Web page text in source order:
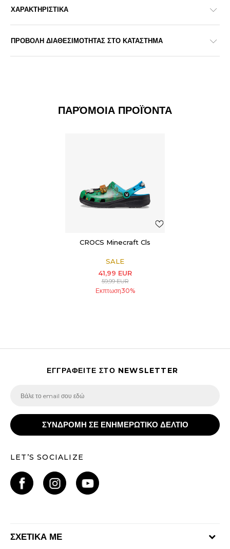
ΧΑΡΑΚΤΗΡΙΣΤΙΚΑ
ΠΡΟΒΟΛΗ ΔΙΑΘΕΣΙΜΟΤΗΤΑΣ ΣΤΟ ΚΑΤΑΣΤΗΜΑ
ΠΑΡΌΜΟΙΑ ΠΡΟΪΌΝΤΑ
CROCS Minecraft Cls
SALE
41,99 EUR
59,99EUR
Εκπτωση30%
ΕΓΓΡΑΦΕΙΤΕ ΣΤΟ NEWSLETTER
ΣΥΝΔΡΟΜΗ ΣΕ ΕΝΗΜΕΡΩΤΙΚΟ ΔΕΛΤΙΟ
LET’S SOCIALIZE
ΣΧΕΤΙΚΑ ΜΕ